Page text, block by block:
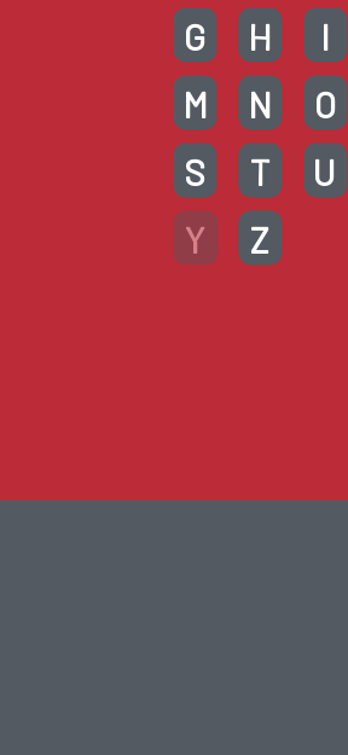
G
H I
M
N O
S
T U
Y
Z